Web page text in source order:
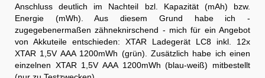
Anschluss deutlich im Nachteil bzl. Kapazität (mAh) bzw.
Energie (mWh). Aus diesem Grund habe ich -
zugegebenermaßen zähneknirschend - mich für ein Angebot
von Akkuteile entschieden: XTAR Ladegerät LC8 inkl. 12x
XTAR 1,5V AAA 1200mWh (grün). Zusätzlich habe ich einen
einzelnen XTAR 1,5V AAA 1200mWh (blau-weiß) mitbestellt